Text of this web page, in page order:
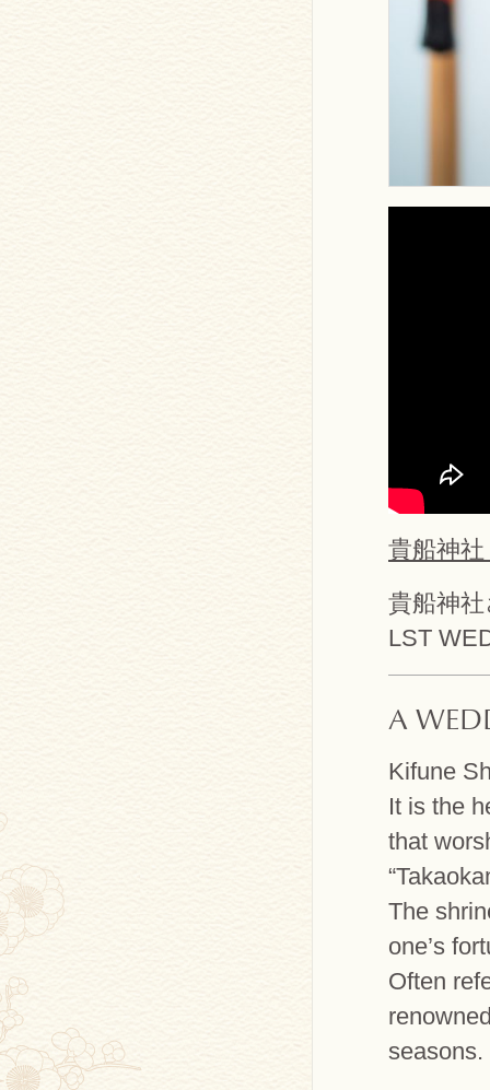
貴船神
貴船神
LST
A
Kifune
It is the
that
The
one’s
Often
seasons.